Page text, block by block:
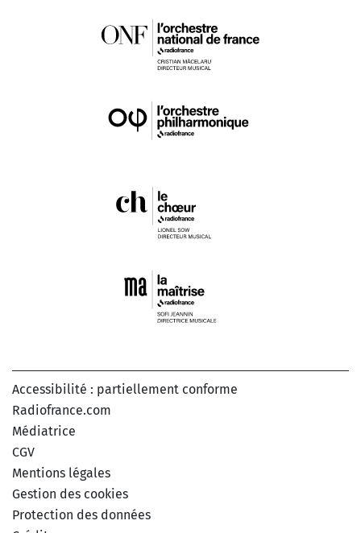
Accessibilité : partiellement conforme
Radiofrance.com
Médiatrice
CGV
Mentions légales
Gestion des cookies
Protection des données